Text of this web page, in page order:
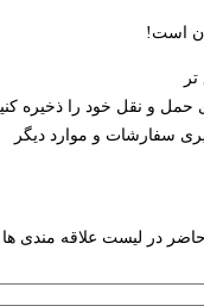
است!
حمل و نقل خود را ذخیره
سفارشات و موارد دیگر
در لیست علاقه مندی